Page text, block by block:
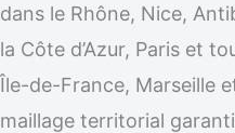
dans le Rhône, Nice,
la Côte d’Azur, Paris et
Île-de-France, Marseille
maillage territorial